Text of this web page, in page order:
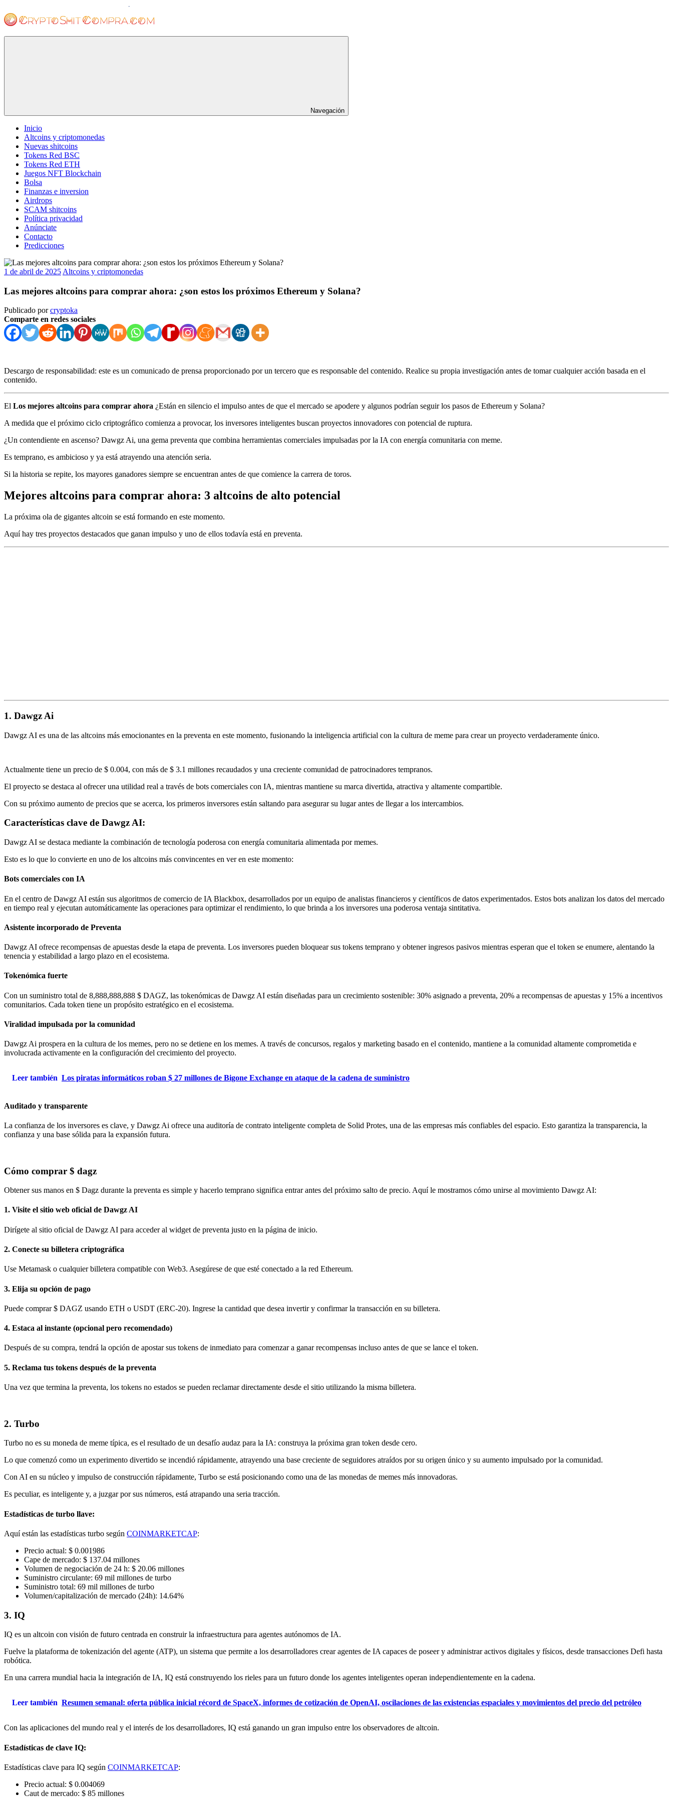
al
contenido
Navegación
Inicio
Altcoins y criptomonedas
Nuevas shitcoins
Tokens Red BSC
Tokens Red ETH
Juegos NFT Blockchain
Bolsa
Finanzas e inversion
Airdrops
SCAM shitcoins
Política privacidad
Anúnciate
Contacto
Predicciones
1 de abril de 2025 Altcoins y criptomonedas
Las mejores altcoins para comprar ahora: ¿son estos los próximos Ethereum y Solana?
Publicado porcryptoka
Comparte en redes sociales
Descargo de responsabilidad: este es un comunicado de prensa proporcionado por un tercero que es responsable del contenido. Realice su propia investigación antes de tomar cualquier acción basada en el
contenido.
El Los mejores altcoins para comprar ahora ¿Están en silencio el impulso antes de que el mercado se apodere y algunos podrían seguir los pasos de Ethereum y Solana?
A medida que el próximo ciclo criptográfico comienza a provocar, los inversores inteligentes buscan proyectos innovadores con potencial de ruptura.
¿Un contendiente en ascenso? Dawgz Ai, una gema preventa que combina herramientas comerciales impulsadas por la IA con energía comunitaria con meme.
Es temprano, es ambicioso y ya está atrayendo una atención seria.
Si la historia se repite, los mayores ganadores siempre se encuentran antes de que comience la carrera de toros.
Mejores altcoins para comprar ahora: 3 altcoins de alto potencial
La próxima ola de gigantes altcoin se está formando en este momento.
Aquí hay tres proyectos destacados que ganan impulso y uno de ellos todavía está en preventa.
1. Dawgz Ai
Dawgz AI es una de las altcoins más emocionantes en la preventa en este momento, fusionando la inteligencia artificial con la cultura de meme para crear un proyecto verdaderamente único.
Actualmente tiene un precio de $ 0.004, con más de $ 3.1 millones recaudados y una creciente comunidad de patrocinadores tempranos.
El proyecto se destaca al ofrecer una utilidad real a través de bots comerciales con IA, mientras mantiene su marca divertida, atractiva y altamente compartible.
Con su próximo aumento de precios que se acerca, los primeros inversores están saltando para asegurar su lugar antes de llegar a los intercambios.
Características clave de Dawgz AI:
Dawgz AI se destaca mediante la combinación de tecnología poderosa con energía comunitaria alimentada por memes.
Esto es lo que lo convierte en uno de los altcoins más convincentes en ver en este momento:
Bots comerciales con IA
En el centro de Dawgz AI están sus algoritmos de comercio de IA Blackbox, desarrollados por un equipo de analistas financieros y científicos de datos experimentados. Estos bots analizan los datos del mercado
en tiempo real y ejecutan automáticamente las operaciones para optimizar el rendimiento, lo que brinda a los inversores una poderosa ventaja sintitativa.
Asistente incorporado de Preventa
Dawgz AI ofrece recompensas de apuestas desde la etapa de preventa. Los inversores pueden bloquear sus tokens temprano y obtener ingresos pasivos mientras esperan que el token se enumere, alentando la
tenencia y estabilidad a largo plazo en el ecosistema.
Tokenómica fuerte
Con un suministro total de 8,888,888,888 $ DAGZ, las tokenómicas de Dawgz AI están diseñadas para un crecimiento sostenible: 30% asignado a preventa, 20% a recompensas de apuestas y 15% a incentivos
comunitarios. Cada token tiene un propósito estratégico en el ecosistema.
Viralidad impulsada por la comunidad
Dawgz Ai prospera en la cultura de los memes, pero no se detiene en los memes. A través de concursos, regalos y marketing basado en el contenido, mantiene a la comunidad altamente comprometida e
involucrada activamente en la configuración del crecimiento del proyecto.
Leer también Los piratas informáticos roban $ 27 millones de Bigone Exchange en ataque de la cadena de suministro
Auditado y transparente
La confianza de los inversores es clave, y Dawgz Ai ofrece una auditoría de contrato inteligente completa de Solid Protes, una de las empresas más confiables del espacio. Esto garantiza la transparencia, la
confianza y una base sólida para la expansión futura.
Cómo comprar $ dagz
Obtener sus manos en $ Dagz durante la preventa es simple y hacerlo temprano significa entrar antes del próximo salto de precio. Aquí le mostramos cómo unirse al movimiento Dawgz AI:
1. Visite el sitio web oficial de Dawgz AI
Dirígete al sitio oficial de Dawgz AI para acceder al widget de preventa justo en la página de inicio.
2. Conecte su billetera criptográfica
Use Metamask o cualquier billetera compatible con Web3. Asegúrese de que esté conectado a la red Ethereum.
3. Elija su opción de pago
Puede comprar $ DAGZ usando ETH o USDT (ERC-20). Ingrese la cantidad que desea invertir y confirmar la transacción en su billetera.
4. Estaca al instante (opcional pero recomendado)
Después de su compra, tendrá la opción de apostar sus tokens de inmediato para comenzar a ganar recompensas incluso antes de que se lance el token.
5. Reclama tus tokens después de la preventa
Una vez que termina la preventa, los tokens no estados se pueden reclamar directamente desde el sitio utilizando la misma billetera.
2. Turbo
Turbo no es su moneda de meme típica, es el resultado de un desafío audaz para la IA: construya la próxima gran token desde cero.
Lo que comenzó como un experimento divertido se incendió rápidamente, atrayendo una base creciente de seguidores atraídos por su origen único y su aumento impulsado por la comunidad.
Con AI en su núcleo y impulso de construcción rápidamente, Turbo se está posicionando como una de las monedas de memes más innovadoras.
Es peculiar, es inteligente y, a juzgar por sus números, está atrapando una seria tracción.
Estadísticas de turbo llave:
Aquí están las estadísticas turbo según COINMARKETCAP:
Precio actual: $ 0.001986
Cape de mercado: $ 137.04 millones
Volumen de negociación de 24 h: $ 20.06 millones
Suministro circulante: 69 mil millones de turbo
Suministro total: 69 mil millones de turbo
Volumen/capitalización de mercado (24h): 14.64%
3. IQ
IQ es un altcoin con visión de futuro centrada en construir la infraestructura para agentes autónomos de IA.
Fuelve la plataforma de tokenización del agente (ATP), un sistema que permite a los desarrolladores crear agentes de IA capaces de poseer y administrar activos digitales y físicos, desde transacciones Defi hasta
robótica.
En una carrera mundial hacia la integración de IA, IQ está construyendo los rieles para un futuro donde los agentes inteligentes operan independientemente en la cadena.
Leer también Resumen semanal: oferta pública inicial récord de SpaceX, informes de cotización de OpenAI, oscilaciones de las existencias espaciales y movimientos del precio del petróleo
Con las aplicaciones del mundo real y el interés de los desarrolladores, IQ está ganando un gran impulso entre los observadores de altcoin.
Estadísticas de clave IQ:
Estadísticas clave para IQ según COINMARKETCAP:
Precio actual: $ 0.004069
Caut de mercado: $ 85 millones